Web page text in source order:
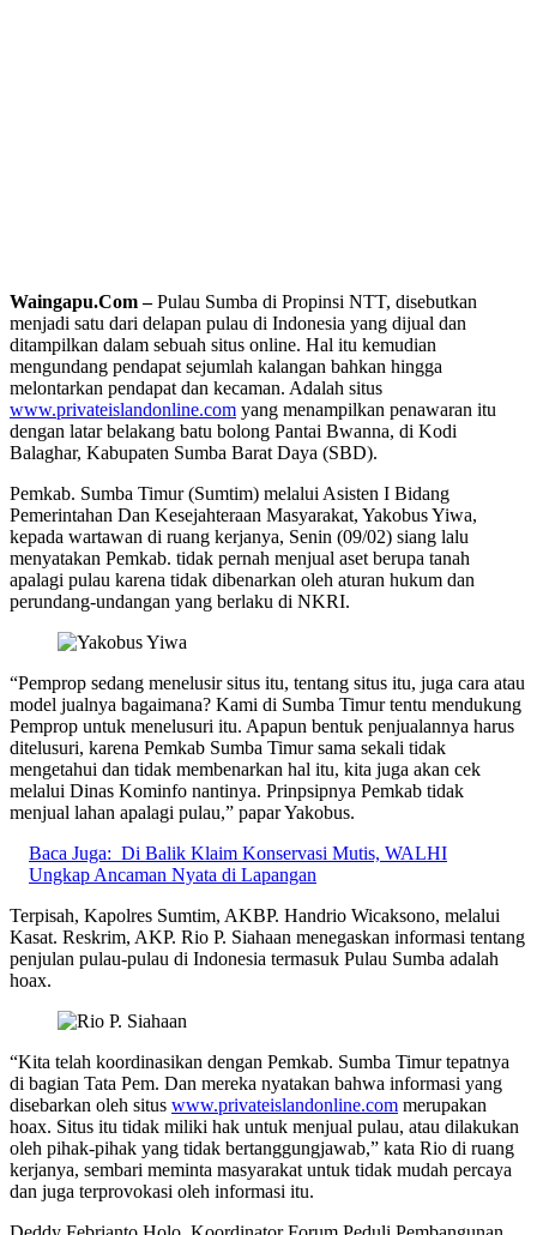
Waingapu.Com –Pulau Sumba di Propinsi NTT, disebutkan
menjadi satu dari delapan pulau di Indonesia yang dijual dan
ditampilkan dalam sebuah situs online. Hal itu kemudian
mengundang pendapat sejumlah kalangan bahkan hingga
melontarkan pendapat dan kecaman. Adalah situs
www.privateislandonline.com yang menampilkan penawaran itu
dengan latar belakang batu bolong Pantai Bwanna, di Kodi
Balaghar, Kabupaten Sumba Barat Daya (SBD).
Pemkab. Sumba Timur (Sumtim) melalui Asisten I Bidang
Pemerintahan Dan Kesejahteraan Masyarakat, Yakobus Yiwa,
kepada wartawan di ruang kerjanya, Senin (09/02) siang lalu
menyatakan Pemkab. tidak pernah menjual aset berupa tanah
apalagi pulau karena tidak dibenarkan oleh aturan hukum dan
perundang-undangan yang berlaku di NKRI.
“Pemprop sedang menelusir situs itu, tentang situs itu, juga cara atau
model jualnya bagaimana? Kami di Sumba Timur tentu mendukung
Pemprop untuk menelusuri itu. Apapun bentuk penjualannya harus
ditelusuri, karena Pemkab Sumba Timur sama sekali tidak
mengetahui dan tidak membenarkan hal itu, kita juga akan cek
melalui Dinas Kominfo nantinya. Prinpsipnya Pemkab tidak
menjual lahan apalagi pulau,” papar Yakobus.
Baca Juga: Di Balik Klaim Konservasi Mutis, WALHI
Ungkap Ancaman Nyata di Lapangan
Terpisah, Kapolres Sumtim, AKBP. Handrio Wicaksono, melalui
Kasat. Reskrim, AKP. Rio P. Siahaan menegaskan informasi tentang
penjulan pulau-pulau di Indonesia termasuk Pulau Sumba adalah
hoax.
“Kita telah koordinasikan dengan Pemkab. Sumba Timur tepatnya
di bagian Tata Pem. Dan mereka nyatakan bahwa informasi yang
disebarkan oleh situs www.privateislandonline.com merupakan
hoax. Situs itu tidak miliki hak untuk menjual pulau, atau dilakukan
oleh pihak-pihak yang tidak bertanggungjawab,” kata Rio di ruang
kerjanya, sembari meminta masyarakat untuk tidak mudah percaya
dan juga terprovokasi oleh informasi itu.